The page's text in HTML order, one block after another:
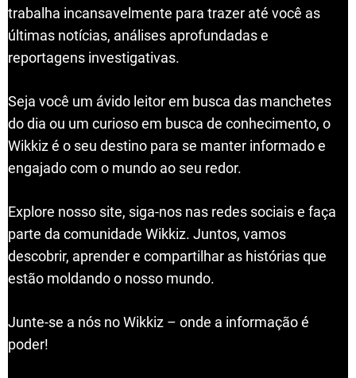
trabalha incansavelmente para trazer até você as
últimas notícias, análises aprofundadas e
reportagens investigativas.
Seja você um ávido leitor em busca das manchetes
do dia ou um curioso em busca de conhecimento, o
Wikkiz é o seu destino para se manter informado e
engajado com o mundo ao seu redor.
Explore nosso site, siga-nos nas redes sociais e faça
parte da comunidade Wikkiz. Juntos, vamos
descobrir, aprender e compartilhar as histórias que
estão moldando o nosso mundo.
Junte-se a nós no Wikkiz – onde a informação é
poder!